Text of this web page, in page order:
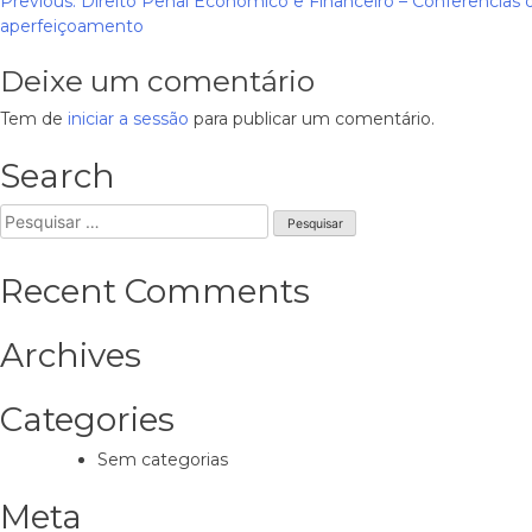
de
artigos
aperfeiçoamento
Deixe um comentário
Tem de iniciar a sessão para publicar um comentário.
Search
Pesquisar
por:
Recent Comments
Archives
Categories
Sem categorias
Meta